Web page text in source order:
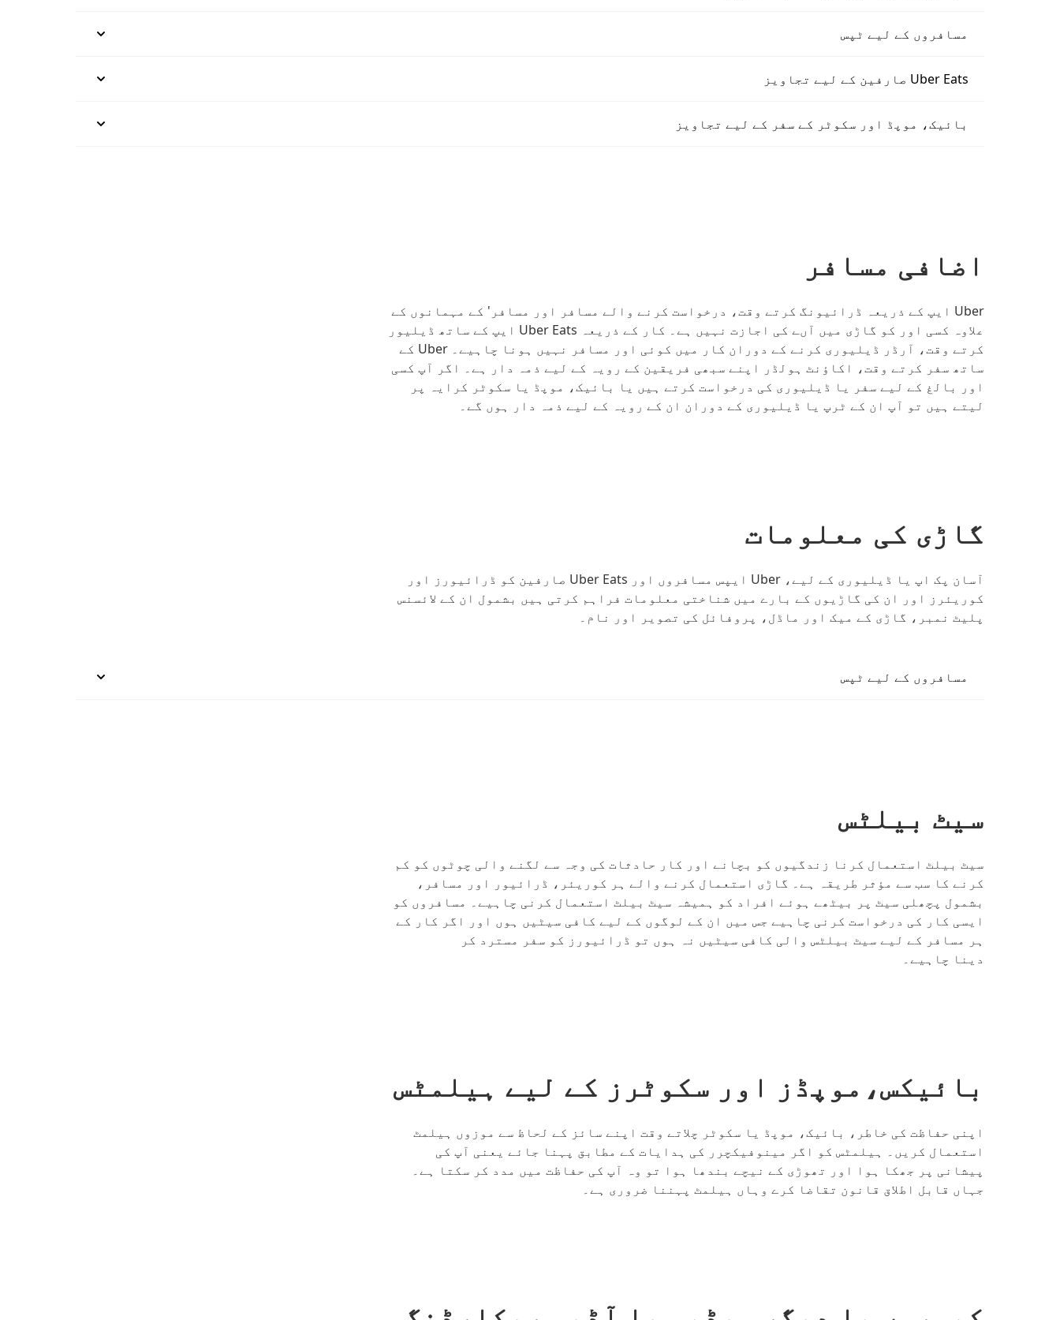
مسافروں کے لیے ٹپس
Uber Eats صارفین کے لیے تجاویز
بائیک، موپڈ اور سکوٹر کے سفر کے لیے تجاویز
اضافی مسافر
Uber ایپ کے ذریعہ ڈرائیونگ کرتے وقت، درخواست کرنے والے مسافر اور مسافر' کے مہمانوں کے
علاوہ کسی اور کو گاڑی میں آںے کی اجازت نہیں ہے۔ کار کے ذریعہ Uber Eats ایپ کے ساتھ ڈیلیور
کرتے وقت، آرڈر ڈیلیوری کرنے کے دوران کار میں کوئی اور مسافر نہیں ہونا چاہیے۔ Uber کے
ساتھ سفر کرتے وقت، اکاؤنٹ ہولڈر اپنے سبھی فریقین کے رویہ کے لیے ذمہ دار ہے۔ اگر آپ کسی
اور بالغ کے لیے سفر یا ڈیلیوری کی درخواست کرتے ہیں یا بائیک، موپڈ یا سکوٹر کرایہ پر
لیتے ہیں تو آپ ان کے ٹرپ یا ڈیلیوری کے دوران ان کے رویہ کے لیے ذمہ دار ہوں گے۔
گاڑی کی معلومات
آسان پک اپ یا ڈیلیوری کے لیے، Uber ایپس مسافروں اور Uber Eats صارفین کو ڈرائیورز اور
کوریئرز اور ان کی گاڑیوں کے بارے میں شناختی معلومات فراہم کرتی ہیں بشمول ان کے لائسنس
پلیٹ نمبر، گاڑی کے میک اور ماڈل، پروفائل کی تصویر اور نام۔
مسافروں کے لیے ٹپس
سیٹ بیلٹس
سیٹ بیلٹ استعمال کرنا زندگیوں کو بچانے اور کار حادثات کی وجہ سے لگنے والی چوٹوں کو کم
کرنے کا سب سے مؤثر طریقہ ہے۔ گاڑی استعمال کرنے والے ہر کوریئر، ڈرائیور اور مسافر،
بشمول پچھلی سیٹ پر بیٹھے ہوئے افراد کو ہمیشہ سیٹ بیلٹ استعمال کرنی چاہیے۔ مسافروں کو
ایسی کار کی درخواست کرنی چاہیے جس میں ان کے لوگوں کے لیے کافی سیٹیں ہوں اور اگر کار کے
ہر مسافر کے لیے سیٹ بیلٹس والی کافی سیٹیں نہ ہوں تو ڈرائیورز کو سفر مسترد کر
دینا چاہیے۔
بائیکس،موپڈز اور سکوٹرز کے لیے ہیلمٹس
اپنی حفاظت کی خاطر، بائیک، موپڈ یا سکوٹر چلاتے وقت اپنے سائز کے لحاظ سے موزوں ہیلمٹ
استعمال کریں۔ ہیلمٹس کو اگر مینوفیکچرر کی ہدایات کے مطابق پہنا جائے یعنی آپ کی
پیشانی پر جھکا ہوا اور تھوڑی کے نیچے بندھا ہوا تو وہ آپ کی حفاظت میں مدد کر سکتا ہے۔
جہاں قابل اطلاق قانون تقاضا کرے وہاں ہیلمٹ پہننا ضروری ہے۔